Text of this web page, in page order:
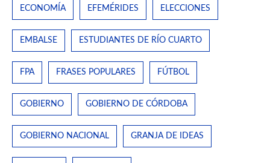
ECONOMÍA EFEMÉRIDES ELECCIONES
EMBALSE ESTUDIANTES DE RÍO CUARTO
FPA FRASES POPULARES FÚTBOL
GOBIERNO GOBIERNO DE CÓRDOBA
GOBIERNO NACIONAL GRANJA DE IDEAS